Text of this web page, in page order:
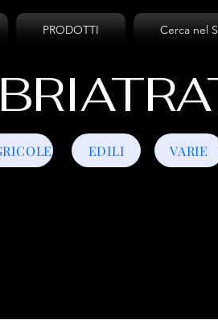
PRODOTTI Cerca nel
EDILI VARIE